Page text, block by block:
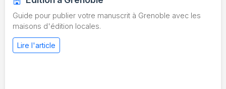
Guide pour publier votre manuscrit à Grenoble avec les
maisons d'édition locales.
Lire l'article